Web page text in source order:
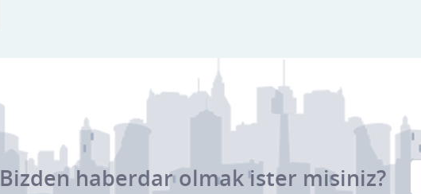
Bizden haberdar olmak ister misiniz?